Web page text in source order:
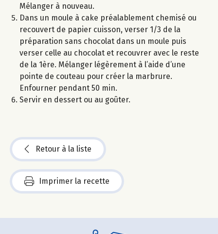
Mélanger à nouveau.
Dans un moule à cake préalablement chemisé ou
recouvert de papier cuisson, verser 1/3 de la
préparation sans chocolat dans un moule puis
verser celle au chocolat et recouvrer avec le reste
de la 1ère. Mélanger légèrement à l’aide d’une
pointe de couteau pour créer la marbrure.
Enfourner pendant 50 min.
Servir en dessert ou au goûter.
Retour à la liste
Imprimer la recette